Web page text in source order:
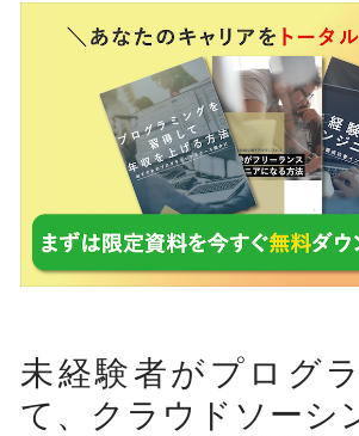
未経験者がプログ
て、クラウドソーシ